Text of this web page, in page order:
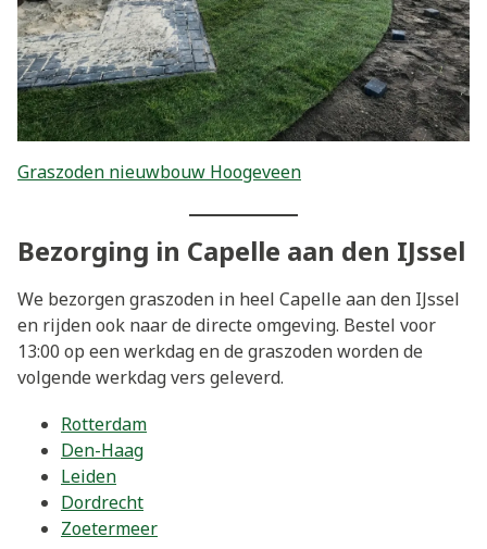
Graszoden nieuwbouw Hoogeveen
Bezorging in Capelle aan den IJssel
We bezorgen graszoden in heel Capelle aan den IJssel
en rijden ook naar de directe omgeving. Bestel voor
13:00 op een werkdag en de graszoden worden de
volgende werkdag vers geleverd.
Rotterdam
Den-Haag
Leiden
Dordrecht
Zoetermeer